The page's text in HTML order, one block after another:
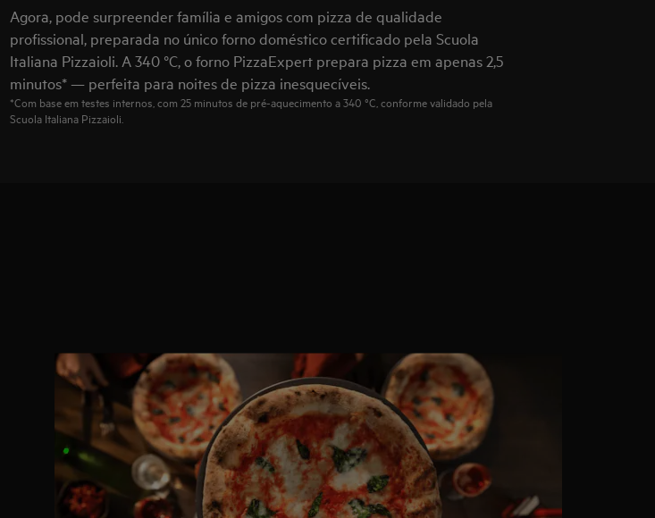
Agora, pode surpreender família e amigos com pizza de qualidade
profissional, preparada no único forno doméstico certificado pela Scuola
Italiana Pizzaioli. A 340 °C, o forno PizzaExpert prepara pizza em apenas 2,5
minutos* — perfeita para noites de pizza inesquecíveis.
*Com base em testes internos, com 25 minutos de pré-aquecimento a 340 °C, conforme validado pela
Scuola Italiana Pizzaioli.